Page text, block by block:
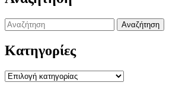
Search
for:
Κατηγορίες
Κατηγορίες